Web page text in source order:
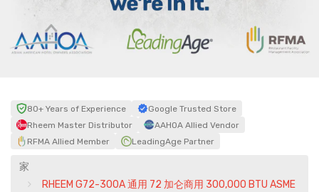
80+ Years of Experience
Google Trusted Store
Rheem Master Distributor
AAHOA Allied Vendor
RFMA Allied Member
LeadingAge Partner
家
RHEEM G72-300A 通用 72 加仑商用 300,000 BTU ASME